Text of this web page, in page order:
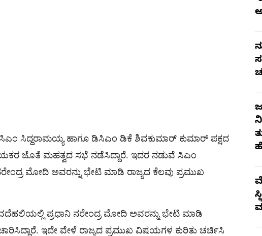
ಸಿದ್ದರಾಮಯ್ಯ ಹಾಗೂ ಡಿಸಿಎಂ ಡಿಕೆ ಶಿವಕುಮಾರ್ ಕುಮಾರ್​ ಪಕ್ಷದ
ಜೊತೆ ಮಹತ್ವದ ಸಭೆ ನಡೆಸಿದ್ದಾರೆ. ಇದರ ನಡುವೆ ಸಿಎಂ
ಮೋದಿ ಅವರನ್ನು ಭೇಟಿ ಮಾಡಿ ರಾಜ್ಯದ ಕೆಲವು ಪ್ರಮುಖ
ಪ್ರಧಾನಿ ನರೇಂದ್ರ ಮೋದಿ ಅವರನ್ನು ಭೇಟಿ ಮಾಡಿ
ಇದೇ ವೇಳೆ ರಾಜ್ಯದ ಪ್ರಮುಖ ವಿಷಯಗಳ ಕುರಿತು ಚರ್ಚಿಸಿ